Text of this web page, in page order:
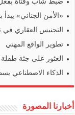
«الأمن الجنائي»
التجنيس العقاري في
تطوير الواقع المهني
العثور على جثة طفلة
الذكاء الاصطناعي
أخبارنا المصورة